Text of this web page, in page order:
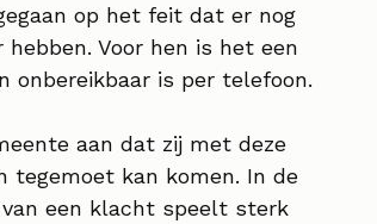
op het feit dat er nog
Voor hen is het een
onbereikbaar is per telefoon.
aan dat zij met deze
tegemoet kan komen. In de
een klacht speelt sterk